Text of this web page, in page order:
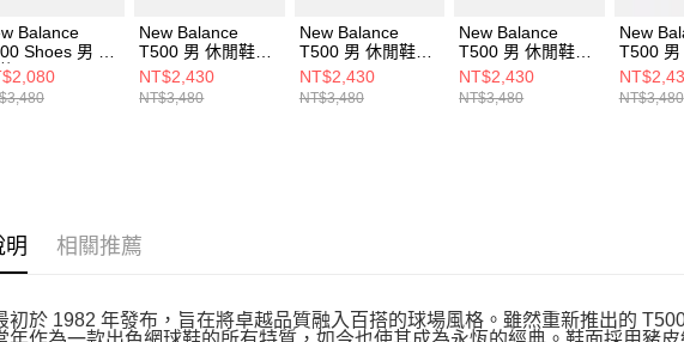
Balance
Shoes 男 休
CT500LPC-D
New Balance
T500 男 休閒鞋
CT500CLA-D
NT$2,430
NT$3,480
New Balance
T500 男 休閒鞋
CT500CLC-D
NT$2,430
NT$3,480
New Balance
T500 男 休閒鞋
CT500SNA-D
NT$2,430
NT$3,480
New
T500 男
NT$3,480
明 相關推薦
初於 1982 年發布，旨在將卓越品質融入百搭的球場風格。雖然重新推出的